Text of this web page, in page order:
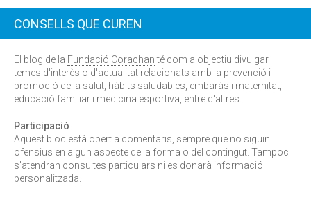
CONSELLS QUE CUREN
El blog de la Fundació Corachanté com a objectiu divulgar
temes d'interès o d'actualitat relacionats amb la prevenció i
promoció de la salut, hàbits saludables, embaràs i maternitat,
educació familiar i medicina esportiva, entre d'altres.
Participació
Aquest bloc està obert a comentaris, sempre que no siguin
ofensius en algun aspecte de la forma o del contingut. Tampoc
s'atendran consultes particulars ni es donarà informació
personalitzada.